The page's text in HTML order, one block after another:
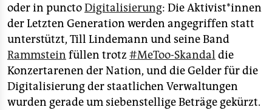
oder in punctoDigitalisierung: Die Ak­ti­vis­t*in­nen
der Letzten Generation werden angegriffen statt
unterstützt, Till Lindemann und seine Band
Rammstein füllen trotz #MeToo-Skandal die
Konzertarenen der Nation, und die Gelder für die
Digitalisierung der staatlichen Verwaltungen
wurden gerade um siebenstellige Beträge gekürzt.